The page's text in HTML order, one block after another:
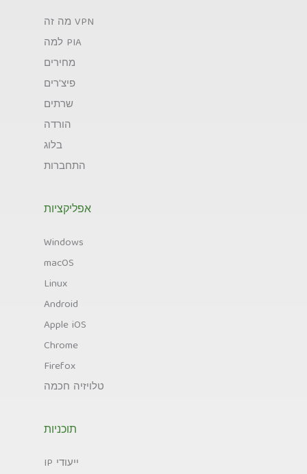
מה זה VPN
למה PIA
מחירים
פיצ'רים
שרתים
הורדה
בלוג
התחברות
אפליקציות
Windows
macOS
Linux
Android
Apple iOS
Chrome
Firefox
טלויזיה חכמה
תוכניות
IP ייעודי